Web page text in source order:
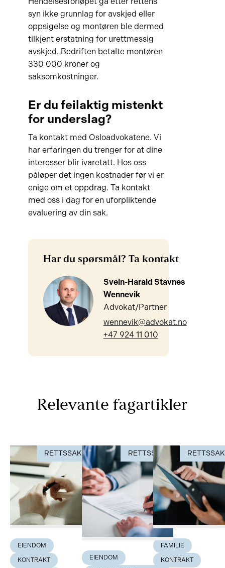
syn ikke grunnlag for avskjed eller
oppsigelse og montøren ble dermed
tilkjent erstatning for urettmessig
avskjed. Bedriften betalte montøren
330 000 kroner og
saksomkostninger.
Er du feilaktig mistenkt
for underslag?
Ta kontakt med Osloadvokatene. Vi
har erfaringen du trenger for at dine
interesser blir ivaretatt. Hos oss
påløper det ingen kostnader før vi er
enige om et oppdrag. Ta kontakt
med oss i dag for en uforpliktende
evaluering av din sak.
Har du spørsmål? Ta kontakt
Svein-Harald Stavnes
Wennevik
Advokat/Partner
wennevik@advokat.no
+47 924 11 010
Relevante fagartikler
RETTSSAK
EIENDOM
KONTRAKT
RETTSSAK
EIENDOM
RETTSSAK
FAMILIE
KONTRAKT